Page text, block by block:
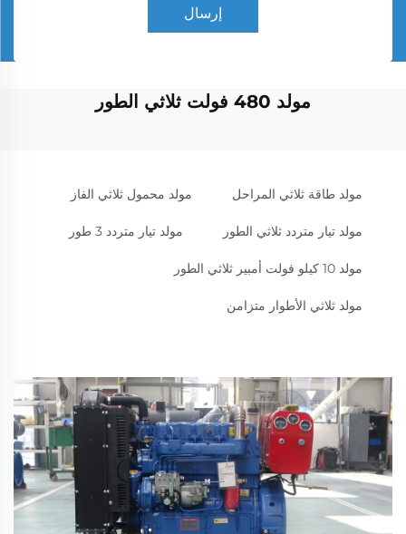
إرسال
مولد 480 فولت ثلاثي الطور
مولد طاقة ثلاثي المراحل مولد محمول ثلاثي الفاز
مولد تيار متردد ثلاثي الطور مولد تيار متردد 3 طور
مولد 10 كيلو فولت أمبير ثلاثي الطور
مولد ثلاثي الأطوار متزامن